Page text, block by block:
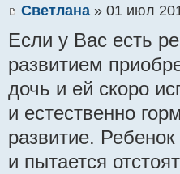
Светлана » 01 июл
Если у Вас есть
развитием
дочь и ей скоро
и естественно
развитие.
и пытается